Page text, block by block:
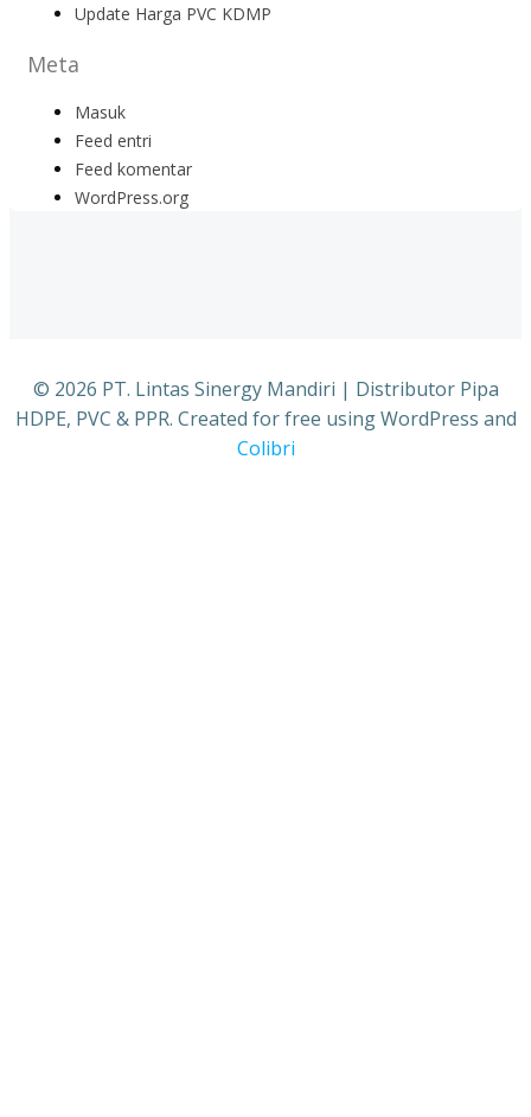
Update Harga PVC KDMP
Meta
Masuk
Feed entri
Feed komentar
WordPress.org
© 2026 PT. Lintas Sinergy Mandiri | Distributor Pipa
HDPE, PVC & PPR. Created for free using WordPress and
Colibri